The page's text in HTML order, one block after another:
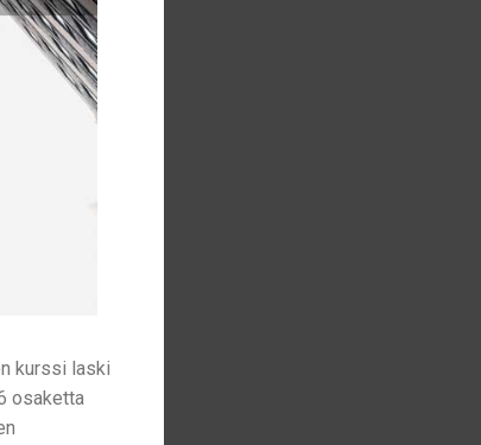
kurssi laski
osaketta